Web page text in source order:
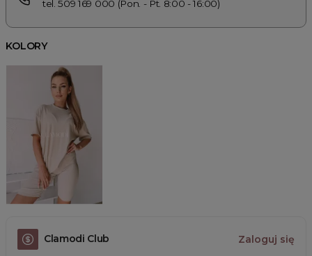
tel. 509 169 000 (Pon. - Pt. 8:00 - 16:00)
KOLORY
Clamodi Club Zaloguj się